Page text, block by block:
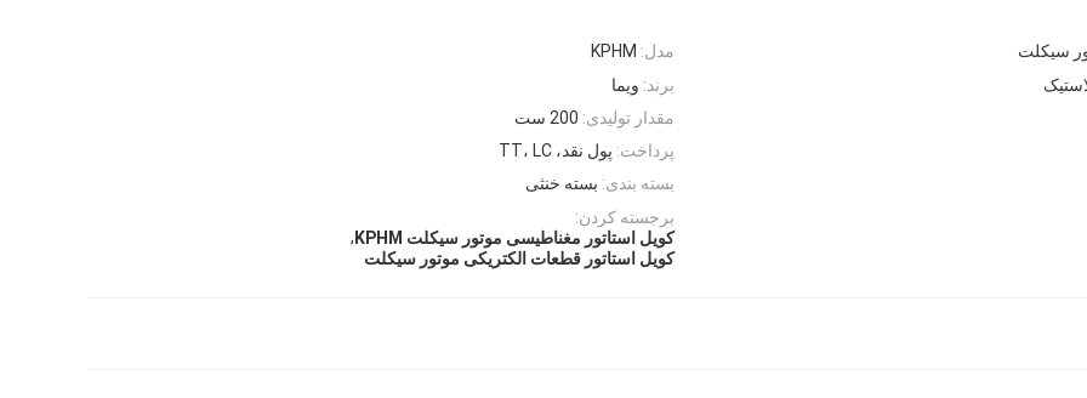
مدل: KPHM
سیکلت
برند: ویما
مقدار تولیدی: 200 ست
پرداخت: پول نقد، TT، LC
بسته بندی: بسته خنثی
برجسته کردن:
کویل استاتور مغناطیسی موتور سیکلت KPHM
,
کویل استاتور قطعات الکتریکی موتور سیکلت